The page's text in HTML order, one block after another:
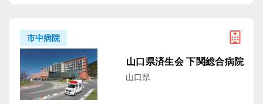
市中病院
山口県済生会 下関総合病院
山口県